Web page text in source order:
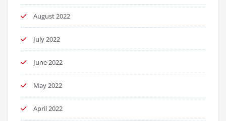
August 2022
July 2022
June 2022
May 2022
April 2022